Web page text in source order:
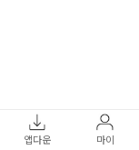
앱다운 마이